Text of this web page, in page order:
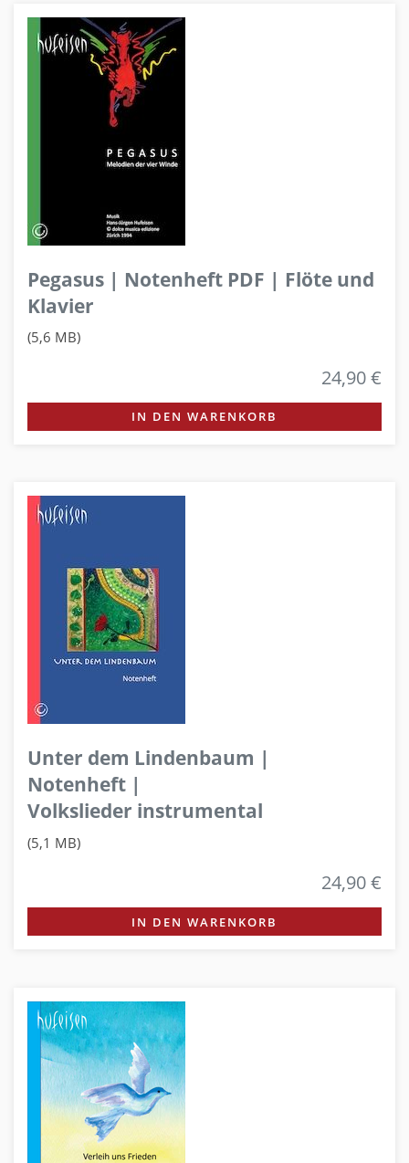
Pegasus | Notenheft PDF | Flöte und
Klavier
(5,6 MB)
24,90 €
IN DEN WARENKORB
Unter dem Lindenbaum |
Notenheft |
Volkslieder instrumental
(5,1 MB)
24,90 €
IN DEN WARENKORB